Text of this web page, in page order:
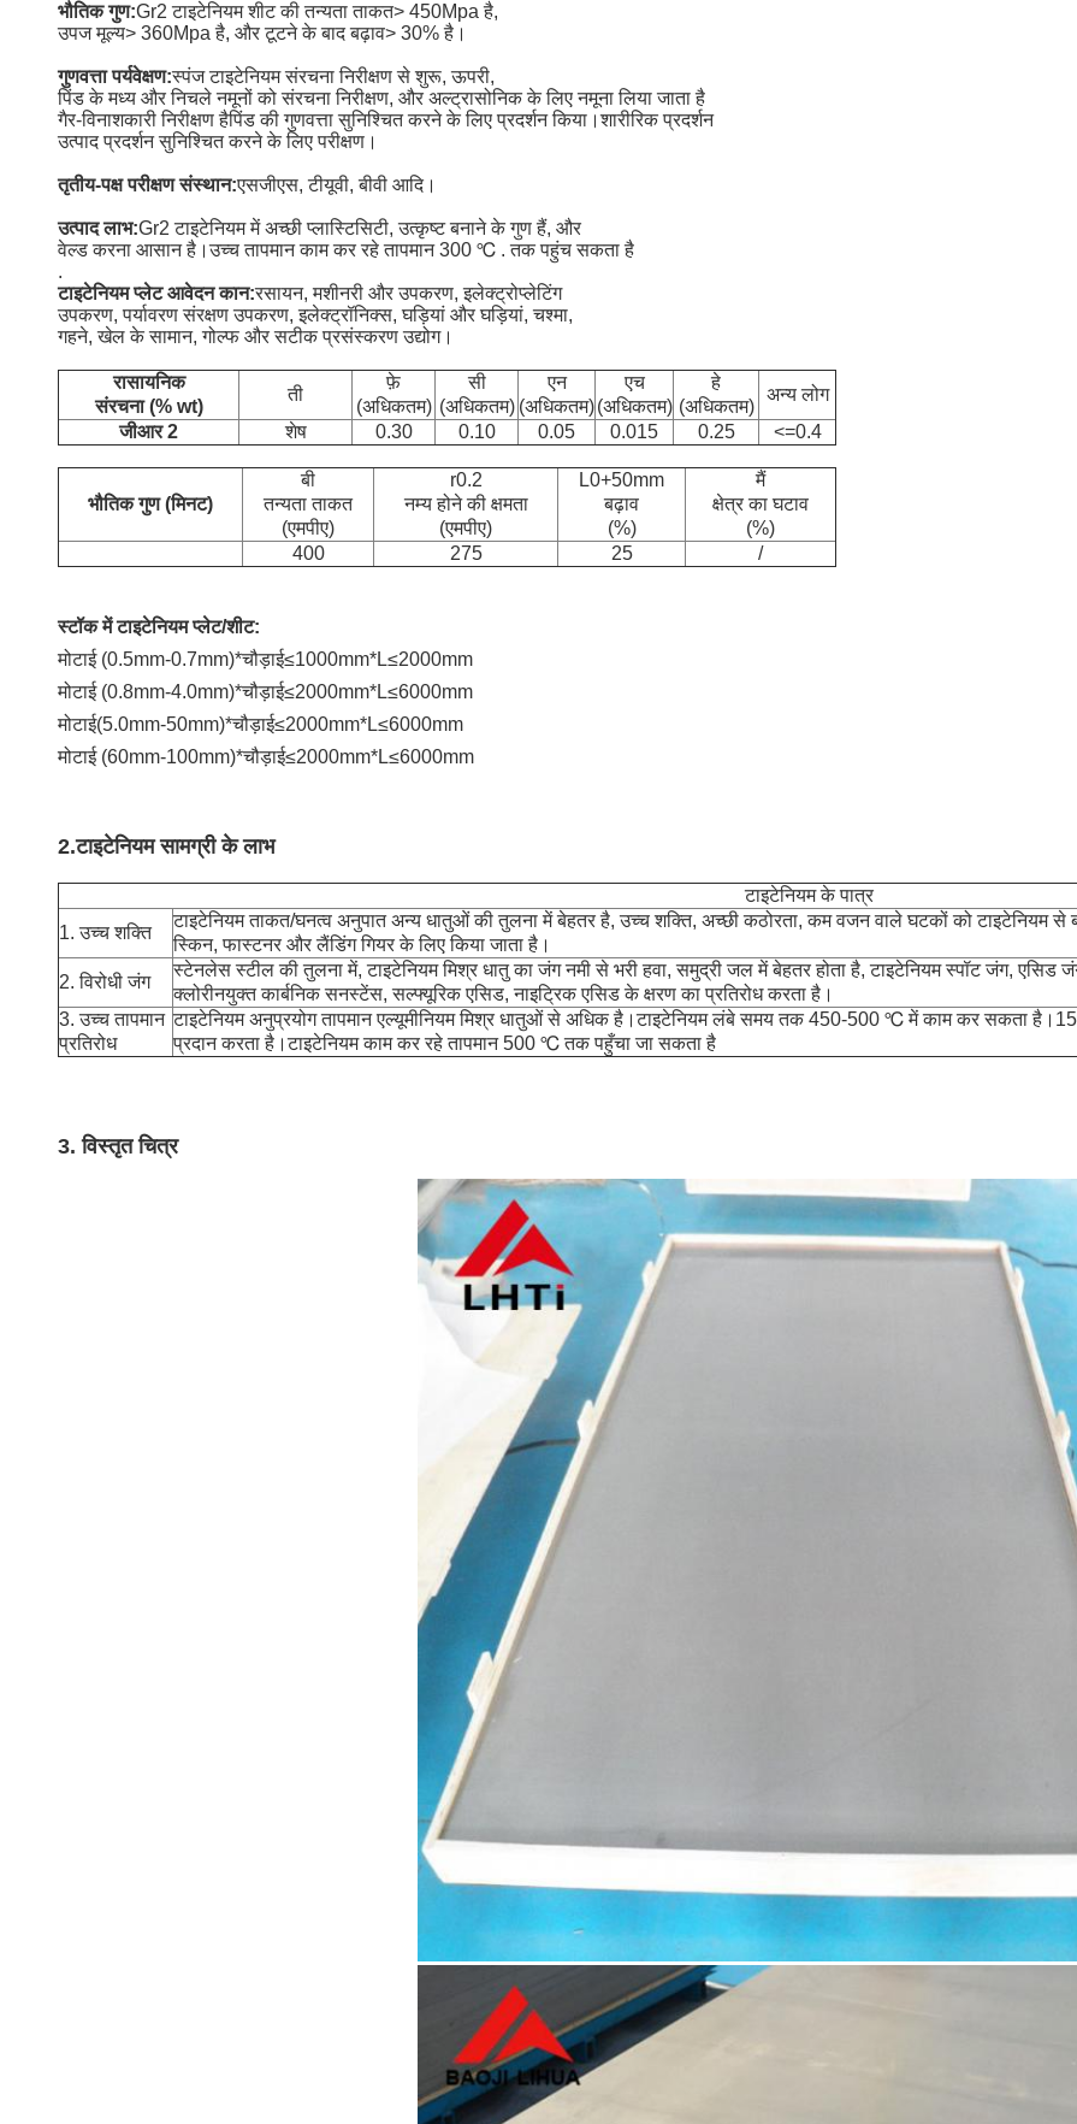
भौतिक गुण:Gr2 टाइटेनियम शीट की तन्यता ताकत> 450Mpa है,
उपज मूल्य> 360Mpa है, और टूटने के बाद बढ़ाव> 30% है।
गुणवत्ता पर्यवेक्षण:स्पंज टाइटेनियम संरचना निरीक्षण से शुरू, ऊपरी,
पिंड के मध्य और निचले नमूनों को संरचना निरीक्षण, और अल्ट्रासोनिक के लिए नमूना लिया जाता है
गैर-विनाशकारी निरीक्षण हैपिंड की गुणवत्ता सुनिश्चित करने के लिए प्रदर्शन किया।शारीरिक प्रदर्शन
उत्पाद प्रदर्शन सुनिश्चित करने के लिए परीक्षण।
तृतीय-पक्ष परीक्षण संस्थान:एसजीएस, टीयूवी, बीवी आदि।
उत्पाद लाभ:Gr2 टाइटेनियम में अच्छी प्लास्टिसिटी, उत्कृष्ट बनाने के गुण हैं, और
वेल्ड करना आसान है।उच्च तापमान काम कर रहे तापमान 300 ℃ . तक पहुंच सकता है
.
टाइटेनियम प्लेट आवेदन कान:रसायन, मशीनरी और उपकरण, इलेक्ट्रोप्लेटिंग
उपकरण, पर्यावरण संरक्षण उपकरण, इलेक्ट्रॉनिक्स, घड़ियां और घड़ियां, चश्मा,
गहने, खेल के सामान, गोल्फ और सटीक प्रसंस्करण उद्योग।
रासायनिक
संरचना (% wt)
ती
फ़े
(अधिकतम)
सी
(अधिकतम)
एन
(अधिकतम)
एच
(अधिकतम)
हे
(अधिकतम)
अन्य लोग
जीआर 2
शेष 0.30 0.10 0.05 0.015 0.25 <=0.4
भौतिक गुण (मिनट)
बी
तन्यता ताकत
(एमपीए)
r0.2
नम्य होने की क्षमता
(एमपीए)
L0+50mm
बढ़ाव
(%)
मैं
क्षेत्र का घटाव
(%)
400
275 25 /
स्टॉक में टाइटेनियम प्लेट/शीट:
मोटाई (0.5mm-0.7mm)*चौड़ाई≤1000mm*L≤2000mm
मोटाई (0.8mm-4.0mm)*चौड़ाई≤2000mm*L≤6000mm
मोटाई(5.0mm-50mm)*चौड़ाई≤2000mm*L≤6000mm
मोटाई (60mm-100mm)*चौड़ाई≤2000mm*L≤6000mm
2.टाइटेनियम सामग्री के लाभ
टाइटेनियम के पात्र
1. उच्च शक्ति
टाइटेनियम ताकत/घनत्व अनुपात अन्य धातुओं की तुलना में बेहतर है, उच्च शक्ति, अच्छी कठोरता, कम वजन वाले घटकों को टाइटेनियम से
स्किन, फास्टनर और लैंडिंग गियर के लिए किया जाता है।
2. विरोधी जंग
स्टेनलेस स्टील की तुलना में, टाइटेनियम मिश्र धातु का जंग नमी से भरी हवा, समुद्री जल में बेहतर होता है, टाइटेनियम स्पॉट जंग, एसिड
क्लोरीनयुक्त कार्बनिक सनस्टेंस, सल्फ्यूरिक एसिड, नाइट्रिक एसिड के क्षरण का प्रतिरोध करता है।
3. उच्च तापमान
प्रतिरोध
टाइटेनियम अनुप्रयोग तापमान एल्यूमीनियम मिश्र धातुओं से अधिक है।टाइटेनियम लंबे समय तक 450-500 ℃ में काम कर सकता
प्रदान करता है।टाइटेनियम काम कर रहे तापमान 500 ℃ तक पहुँचा जा सकता है
3. विस्तृत चित्र